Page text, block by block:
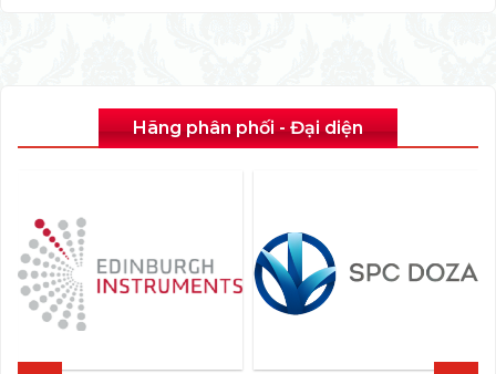
Hãng phân phối - Đại diện